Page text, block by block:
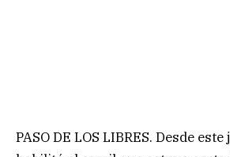
PASO DE LOS LIBRES. Desde